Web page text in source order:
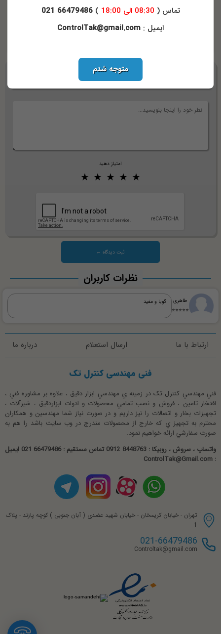
استیم تراپ فلوتری تله بخار فلوتر ترموستاتیکی عیوض
تله بخار فلوتری
امتیاز دهید
نظرات کاربران
طاهری
⭐⭐⭐⭐⭐
گویا و مفید
ارتباط با ما ارسال استعلام درباره ما
فنی مهندسی کنترل تک
فني مهندسي کنترل تک در زمينه ي مهندسي ابزار دقيق ، علاوه بر مشاوره فني ،
افتخار تامين ، فروش و نصب تمامي محصولات و ادوات ابزاردقيق ، شيرآلات ،
تجهيزات بخار و اتصالات را نيز داريم و در صورت نياز شما مهندسين و همکاران
محترم به تجهيز ي که خارج از محصولات مندرج در وب سايت باشد را هم به
صورت سفارشي ارائه خواهيم نمود.
واتساپ ، سروش ، روبیکا : 8448763 0912 تماس مستقیم : 66479486 021 ایمیل
: ControlTak@Gmail.com
تهران - خیابان کریمخان - خیابان شهید عضدی ( آبان جنوبی ) کوچه پازند - پلاک
1
021-66479486
Controltak@gmail.com
تماس ( 08:30 الی 18:00 )
66479486 021
ایمیل : ControlTak@gmail.com
متوجه شدم